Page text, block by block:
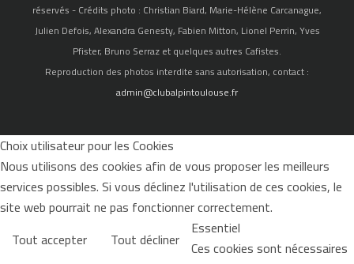
réservés - Crédits photo : Christian Biard, Marie-Hélène Carcanague,
Julien Defois, Alexandra Genesty, Fabien Mitton, Lionel Perrin, Yves
Pfister, Bruno Serraz et quelques autres Cafistes.
Reproduction des photos interdite sans autorisation, contact :
admin@clubalpintoulouse.fr
Choix utilisateur pour les Cookies
Nous utilisons des cookies afin de vous proposer les meilleurs
services possibles. Si vous déclinez l'utilisation de ces cookies, le
site web pourrait ne pas fonctionner correctement.
Tout accepter
Tout décliner Essentiel
Ces cookies sont nécessaires